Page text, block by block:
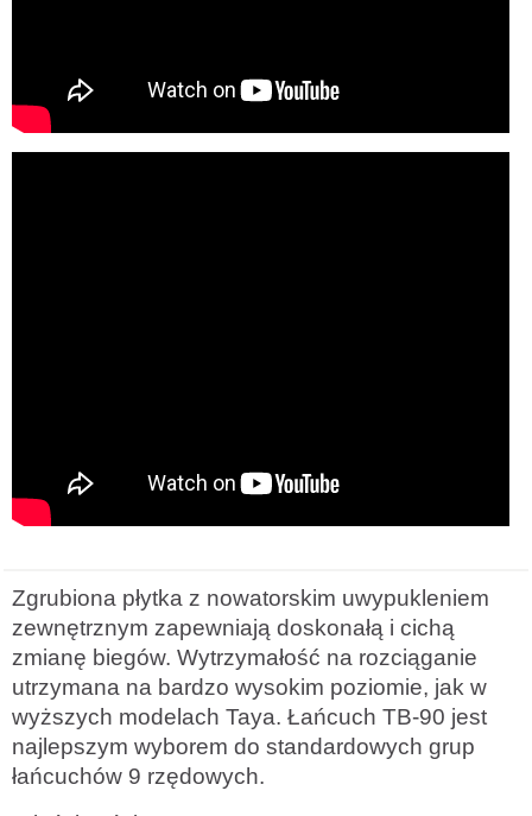
Zgrubiona płytka z nowatorskim uwypukleniem
zewnętrznym zapewniają doskonałą i cichą
zmianę biegów. Wytrzymałość na rozciąganie
utrzymana na bardzo wysokim poziomie, jak w
wyższych modelach Taya. Łańcuch TB-90 jest
najlepszym wyborem do standardowych grup
łańcuchów 9 rzędowych.